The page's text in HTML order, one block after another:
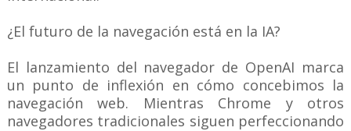
¿El futuro de la navegación está en la IA?
El lanzamiento del navegador de OpenAI marca
un punto de inflexión en cómo concebimos la
navegación web. Mientras Chrome y otros
navegadores tradicionales siguen perfeccionando